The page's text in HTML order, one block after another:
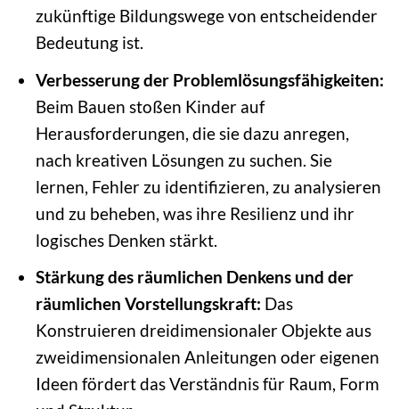
zukünftige Bildungswege von entscheidender
Bedeutung ist.
Verbesserung der Problemlösungsfähigkeiten:
Beim Bauen stoßen Kinder auf
Herausforderungen, die sie dazu anregen,
nach kreativen Lösungen zu suchen. Sie
lernen, Fehler zu identifizieren, zu analysieren
und zu beheben, was ihre Resilienz und ihr
logisches Denken stärkt.
Stärkung des räumlichen Denkens und der
räumlichen Vorstellungskraft: Das
Konstruieren dreidimensionaler Objekte aus
zweidimensionalen Anleitungen oder eigenen
Ideen fördert das Verständnis für Raum, Form